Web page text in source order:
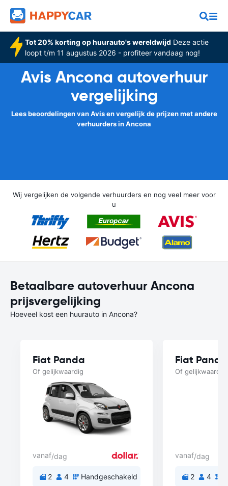
Tot 20% korting op huurauto's wereldwijd Deze actie
loopt t/m 11 augustus 2026 - profiteer vandaag nog!
Avis Ancona autoverhuur
vergelijking
Lees beoordelingen van Avis en vergelijk de prijzen met andere
verhuurders in Ancona
Wij vergelijken de volgende verhuurders en nog veel meer voor
u
Betaalbare autoverhuur Ancona
prijsvergelijking
Hoeveel kost een huurauto in Ancona?
Fiat Panda
Of gelijkwaardig
vanaf/dag
2 4 Handgeschakeld
Fiat Panda
Of gelijkwaardig
vanaf/dag
2 4